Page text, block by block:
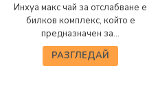
Инхуа макс чай за отслабване е
билков комплекс, който е
предназначен за...
РАЗГЛЕДАЙ